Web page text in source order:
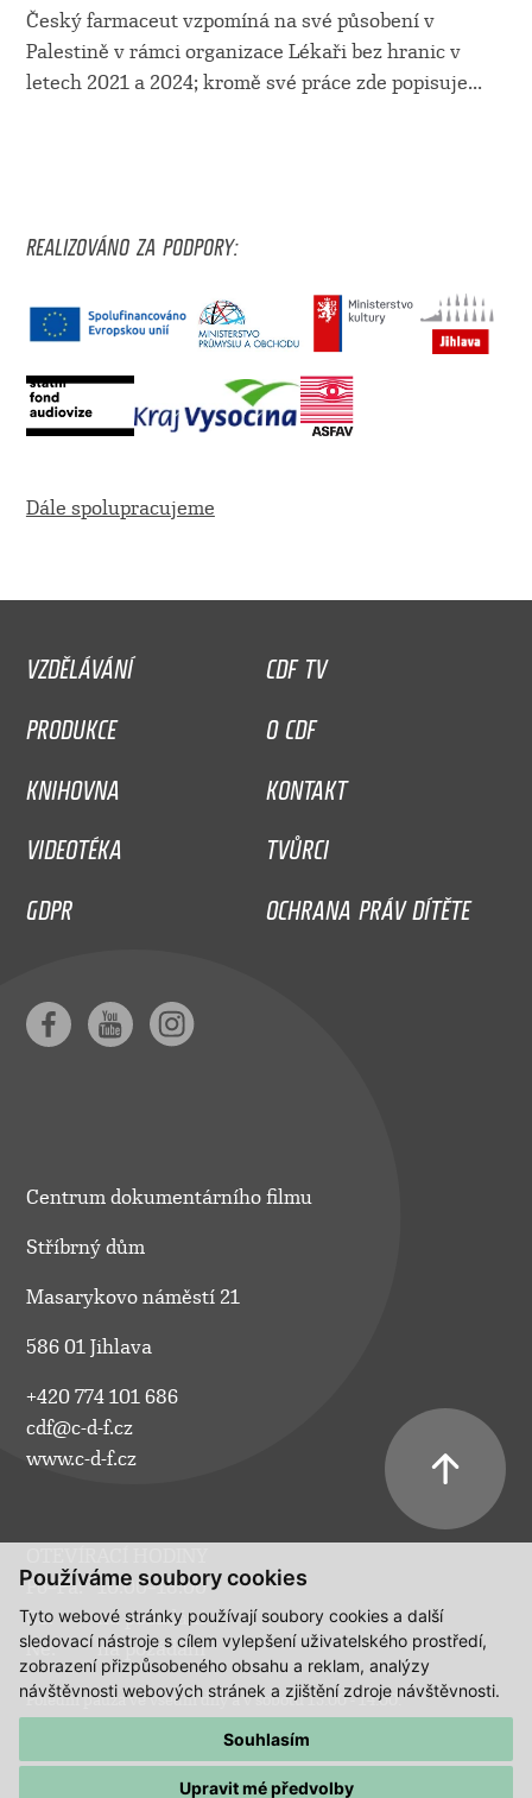
Používáme soubory cookies
Tyto webové stránky používají soubory cookies a další
sledovací nástroje s cílem vylepšení uživatelského prostředí,
zobrazení přizpůsobeného obsahu a reklam, analýzy
návštěvnosti webových stránek a zjištění zdroje návštěvnosti.
Souhlasím
Upravit mé předvolby
Český farmaceut vzpomíná na své působení v
Palestině v rámci organizace Lékaři bez hranic v
letech 2021 a 2024; kromě své práce zde popisuje...
REALIZOVÁNO ZA PODPORY:
Dále spolupracujeme
VZDĚLÁVÁNÍ
CDF TV
PRODUKCE
O CDF
KNIHOVNA
KONTAKT
VIDEOTÉKA
TVŮRCI
GDPR
OCHRANA PRÁV DÍTĚTE
Centrum dokumentárního filmu
Stříbrný dům
Masarykovo náměstí 21
586 01 Jihlava
+420 774 101 686
cdf@c-d-f.cz
www.c-d-f.cz
Po–Pá:
10.00–18.00
So:
na požádání
Ne:
na požádání
Polední pauza ve všední dny a v sobotu 13:00 - 14:00.